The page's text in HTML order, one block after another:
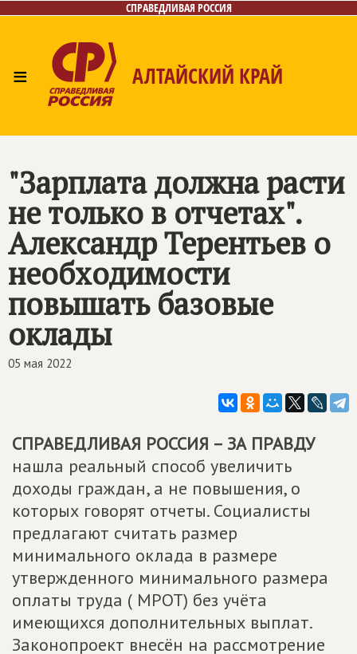
СПРАВЕДЛИВАЯ РОССИЯ
≡ АЛТАЙСКИЙ КРАЙ
"Зарплата должна расти
не только в отчетах".
Александр Терентьев о
необходимости
повышать базовые
оклады
05 мая 2022
СПРАВЕДЛИВАЯ РОССИЯ – ЗА ПРАВДУ
нашла реальный способ увеличить
доходы граждан, а не повышения, о
которых говорят отчеты. Социалисты
предлагают считать размер
минимального оклада в размере
утвержденного минимального размера
оплаты труда ( МРОТ) без учёта
имеющихся дополнительных выплат.
Законопроект внесён на рассмотрение